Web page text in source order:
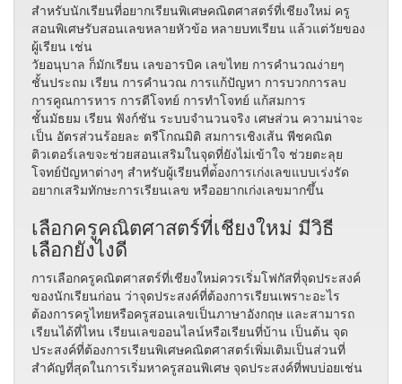
สำหรับนักเรียนที่อยากเรียนพิเศษคณิตศาสตร์ที่เชียงใหม่ ครู
สอนพิเศษรับสอนเลขหลายหัวข้อ หลายบทเรียน แล้วแต่วัยของ
ผู้เรียน เช่น
วัยอนุบาล ก็มักเรียน เลขอารบิค เลขไทย การคำนวณง่ายๆ
ชั้นประถม เรียน การคำนวณ การแก้ปัญหา การบวกการลบ
การคูณการหาร การตีโจทย์ การทำโจทย์ แก้สมการ
ชั้นมัธยม เรียน ฟังก์ชัน ระบบจำนวนจริง เศษส่วน ความน่าจะ
เป็น อัตรส่วนร้อยละ ตรีโกณมิติ สมการเชิงเส้น พีชคณิต
ติวเตอร์เลขจะช่วยสอนเสริมในจุดที่ยังไม่เข้าใจ ช่วยตะลุย
โจทย์ปัญหาต่างๆ สำหรับผู้เรียนที่ต่้องการเก่งเลขแบบเร่งรัด
อยากเสริมทักษะการเรียนเลข หรืออยากเก่งเลขมากขึ้น
เลือกครูคณิตศาสตร์ที่เชียงใหม่ มีวิธี
เลือกยังไงดี
การเลือกครูคณิตศาสตร์​ที่เชียงใหม่ควรเริ่มโฟกัสที่จุดประสงค์
ของนักเรียนก่อน ว่าจุดประสงค์ที่ต้องการเรียนเพราะอะไร
ต้องการครูไทยหรือครูสอนเลขเป็นภาษาอังกฤษ และสามารถ
เรียนได้ที่ไหน เรียนเลขออนไลน์หรือเรียนที่บ้าน เป็นต้น จุด
ประสงค์ที่ต้องการเรียนพิเศษคณิตศาสตร์เพิ่มเติมเป็นส่วนที่
สำคัญที่สุดในการเริ่มหาครูสอนพิเศษ จุดประสงค์ที่พบบ่อยเช่น